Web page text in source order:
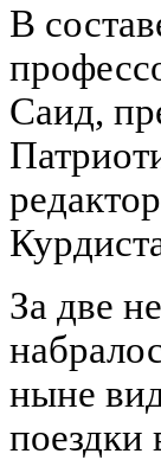
В
Саид,
За две
ныне
поездки